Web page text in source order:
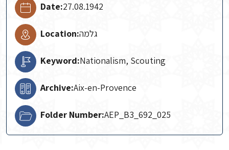
Date:27.08.1942
Location:גלמה
Keyword:Nationalism, Scouting
Archive:Aix-en-Provence
Folder Number:AEP_B3_692_025